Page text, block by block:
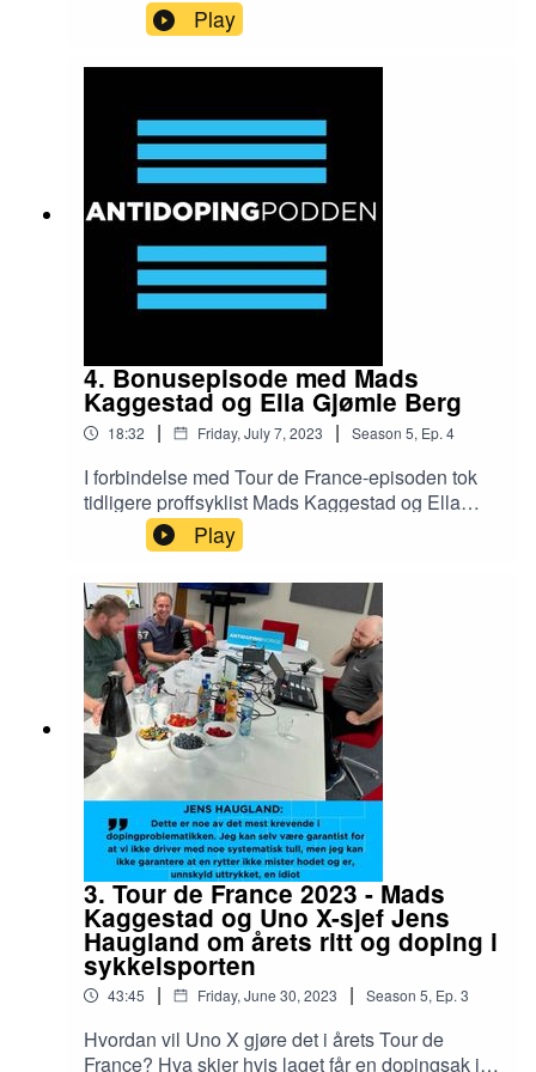
medaljer i sekken. Vi snakker om dopingsaker fra
hans tid som løper og generelt om
dopingproblematikk i langrennsporten. Holund
tidlig i karrieren og hva han lærte av det.
Antidoping Norges egen Ella Gjømle Berg deler
også sitt perspektiv fra sin tid som eliteløper i
langrenn.
Play
4. Bonusepisode med Mads
Kaggestad og Ella Gjømle Berg
18:32 | Friday, July 7, 2023 | Season 5, Ep. 4
I forbindelse med Tour de France-episoden tok
tidligere proffsyklist Mads Kaggestad og Ella
Gjømle Berg, tidligere eliteløper i langrenn nå
ansatt i Antidoping Norge, en prat om
utøverperspektivet når det gjelder doping.
Hvordan er det å se konkurrenter som har slått
deg bli tatt? Er det bittert å se tilbake på? Og hva
er riktig straff?
Play
3. Tour de France 2023 - Mads
Kaggestad og Uno X-sjef Jens
Haugland om årets ritt og doping i
sykkelsporten
43:45 | Friday, June 30, 2023 | Season 5, Ep. 3
Hvordan vil Uno X gjøre det i årets Tour de
France? Hva skjer hvis laget får en dopingsak i